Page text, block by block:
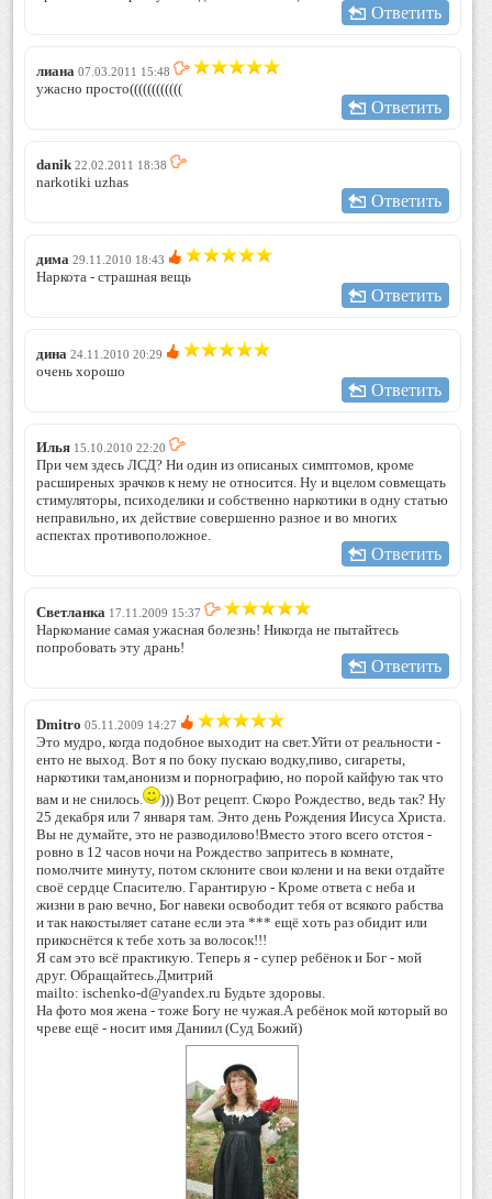
Ответить
лиана 07.03.2011 15:48
ужасно просто((((((((((((
Ответить
danik 22.02.2011 18:38
narkotiki uzhas
Ответить
дима 29.11.2010 18:43
Наркота - страшная вещь
Ответить
дина 24.11.2010 20:29
очень хорошо
Ответить
Илья 15.10.2010 22:20
При чем здесь ЛСД? Ни один из описаных симптомов, кроме
расширеных зрачков к нему не относится. Ну и вцелом совмещать
стимуляторы, психоделики и собственно наркотики в одну статью
неправильно, их действие совершенно разное и во многих
аспектах противоположное.
Ответить
Светланка 17.11.2009 15:37
Наркомание самая ужасная болезнь! Никогда не пытайтесь
попробовать эту дрань!
Ответить
Dmitro 05.11.2009 14:27
Это мудро, когда подобное выходит на свет.Уйти от реальности -
енто не выход. Вот я по боку пускаю водку,пиво, сигареты,
наркотики там,анонизм и порнографию, но порой кайфую так что
вам и не снилось.
))) Вот рецепт. Скоро Рождество, ведь так? Ну
25 декабря или 7 января там. Энто день Рождения Иисуса Христа.
Вы не думайте, это не разводилово!Вместо этого всего отстоя -
ровно в 12 часов ночи на Рождество запритесь в комнате,
помолчите минуту, потом склоните свои колени и на веки отдайте
своё сердце Спасителю. Гарантирую - Кроме ответа с неба и
жизни в раю вечно, Бог навеки освободит тебя от всякого рабства
и так накостыляет сатане если эта *** ещё хоть раз обидит или
прикоснётся к тебе хоть за волосок!!!
Я сам это всё практикую. Теперь я - супер ребёнок и Бог - мой
друг. Обращайтесь.Дмитрий
mailto: ischenko-d@yandex.ru Будьте здоровы.
На фото моя жена - тоже Богу не чужая.А ребёнок мой который во
чреве ещё - носит имя Даниил (Суд Божий)